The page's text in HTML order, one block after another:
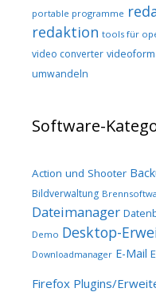
portable programme
redaktion tools für
video converter
umwandeln
Software-
Action und Shooter
Bildverwaltung
Dateimanager
Demo Desktop-
Downloadmanager E-Mail
Firefox Plugins/